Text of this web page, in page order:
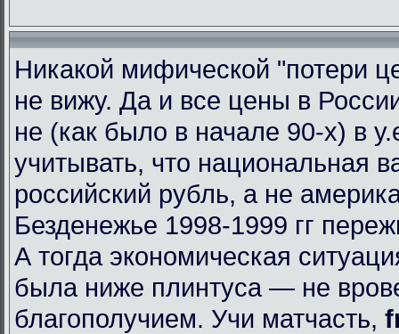
Никакой мифической "потери
не вижу. Да и все цены в
не (как было в начале 90-х) в
учитывать, что национальная
российский рубль, а не
Безденежье 1998-1999 гг
А тогда экономическая
была ниже плинтуса — не
благополучием. Учи матчасть,